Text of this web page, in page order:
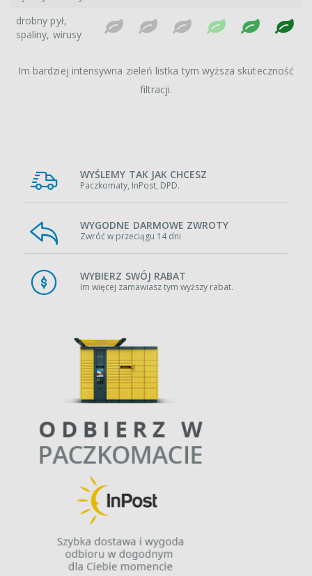
drobny pył,
spaliny, wirusy
Im bardziej intensywna zieleń listka tym wyższa skuteczność
filtracji.
WYŚLEMY TAK JAK CHCESZ
Paczkomaty, InPost, DPD.
WYGODNE DARMOWE ZWROTY
Zwróć w przeciągu 14 dni
WYBIERZ SWÓJ RABAT
Im więcej zamawiasz tym wyższy rabat.